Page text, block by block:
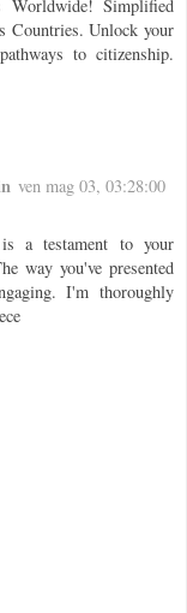
Worldwide! Simplified
Countries. Unlock your
to citizenship.
ven mag 03, 03:28:00
a testament to your
way you've presented
I'm thoroughly